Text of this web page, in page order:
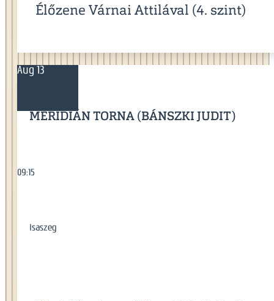
Élőzene Várnai Attilával (4. szint)
Aug 13
MERIDIÁN TORNA (BÁNSZKI JUDIT)
09:15
Isaszeg